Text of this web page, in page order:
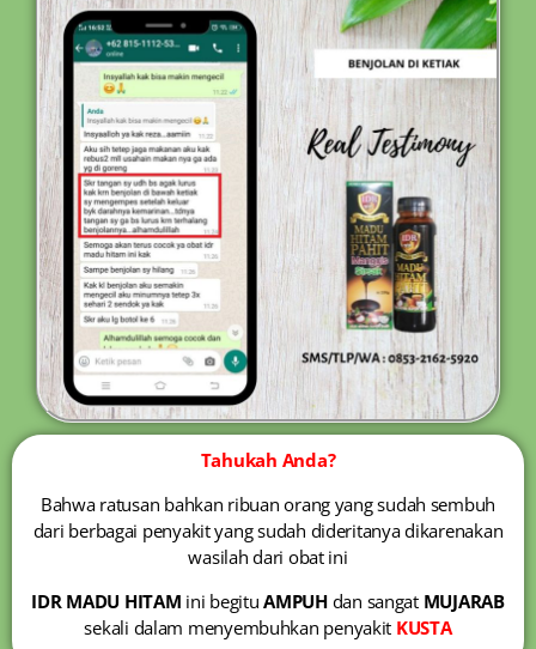
Tahukah Anda?
Bahwa ratusan bahkan ribuan orang yang sudah sembuh
dari berbagai penyakit yang sudah dideritanya dikarenakan
wasilah dari obat ini
IDR MADU HITAM ini begituAMPUHdan sangat MUJARAB
sekali dalam menyembuhkan penyakit KUSTA